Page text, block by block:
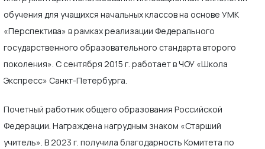
обучения для учащихся начальных классов на основе УМК
«Перспектива» в рамках реализации Федерального
государственного образовательного стандарта второго
поколения». С сентября 2015 г. работает в ЧОУ «Школа
Экспресс» Санкт-Петербурга.
Почетный работник общего образования Российской
Федерации. Награждена нагрудным знаком «Старший
учитель». В 2023 г. получила благодарность Комитета по